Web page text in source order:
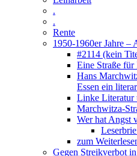
.
.
Rente
1950-1960er Jahre –
#2114 (kein
Eine Straße
Hans
Essen ein
Linke Literatur
Marchwitza-
Wer hat Angst
zum
Gegen Streikverbot